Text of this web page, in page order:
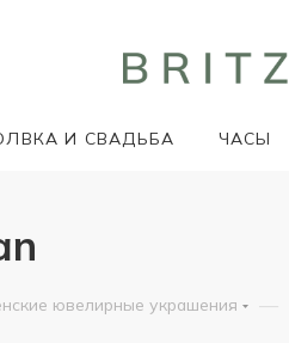
И СВАДЬБА ЧАСЫ
ювелирные украшения —